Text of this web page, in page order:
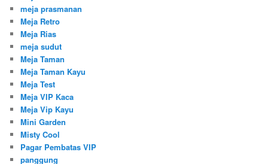
meja prasmanan
Meja Retro
Meja Rias
meja sudut
Meja Taman
Meja Taman Kayu
Meja Test
Meja VIP Kaca
Meja Vip Kayu
Mini Garden
Misty Cool
Pagar Pembatas VIP
panggung